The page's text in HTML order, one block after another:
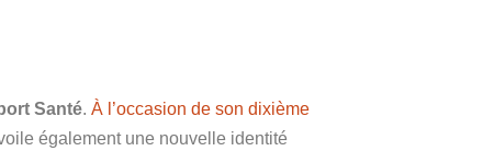
Santé. À l’occasion de son dixième
également une nouvelle identité